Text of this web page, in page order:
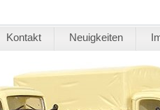
Kontakt Neuigkeiten